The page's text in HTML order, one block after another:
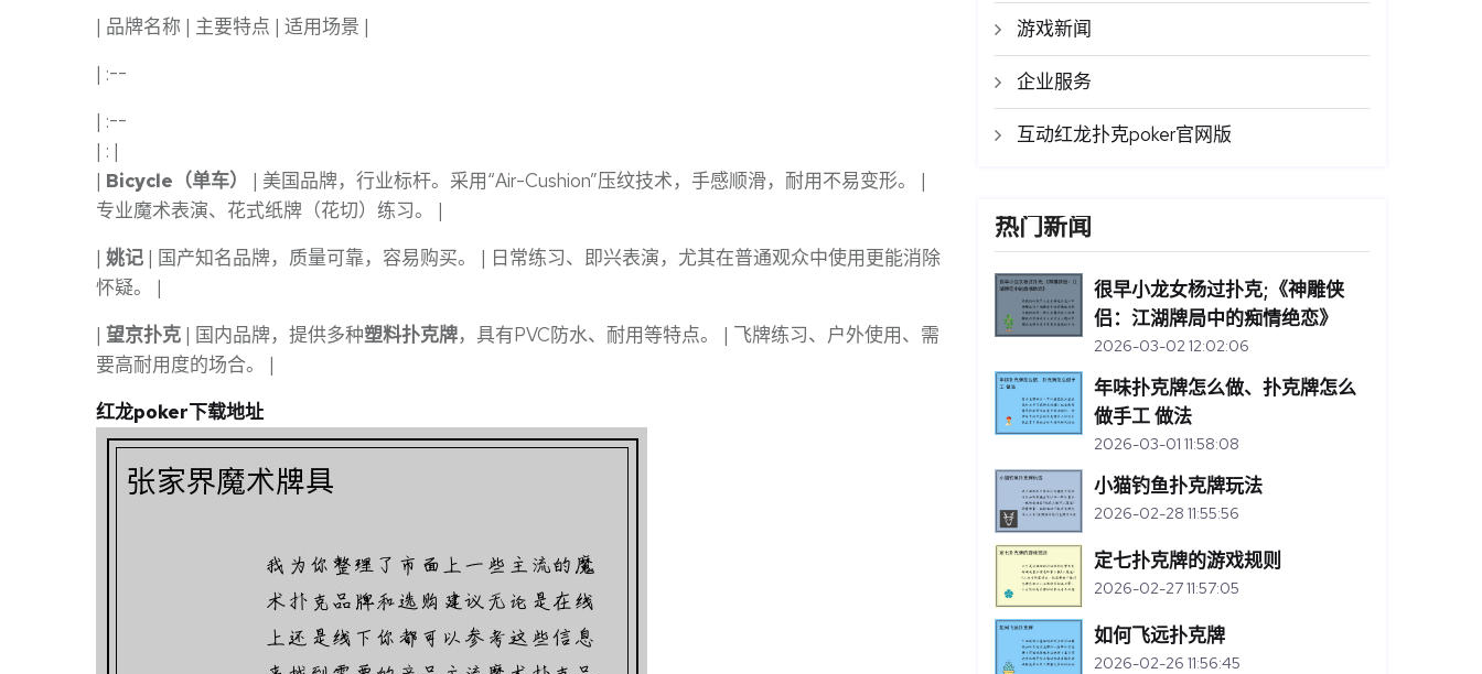
| 品牌名称 | 主要特点 | 适用场景 |
| :--
| :--
| : |
| Bicycle（单车）
| 美国品牌，行业标杆。采用“Air-Cushion”压纹技术，手感顺滑，耐用不易变形。 |
专业魔术表演、花式纸牌（花切）练习。 |
| 姚记 | 国产知名品牌，质量可靠，容易购买。 | 日常练习、即兴表演，尤其在普通观众中使用更能消除
怀疑。 |
| 望京扑克 | 国内品牌，提供多种塑料扑克牌，具有PVC防水、耐用等特点。 | 飞牌练习、户外使用、需
要高耐用度的场合。 |
红龙poker下载地址
游戏新闻
企业服务
互动红龙扑克poker官网版
热门新闻
很早小龙女杨过扑克;《神雕侠
侣：江湖牌局中的痴情绝恋》
2026-03-02 12:02:06
年味扑克牌怎么做、扑克牌怎么
做手工 做法
2026-03-01 11:58:08
小猫钓鱼扑克牌玩法
2026-02-28 11:55:56
定七扑克牌的游戏规则
2026-02-27 11:57:05
如何飞远扑克牌
2026-02-26 11:56:45